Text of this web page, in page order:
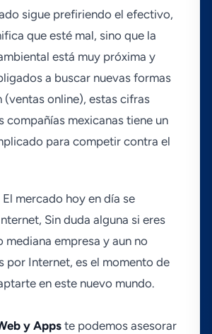
sigue prefiriendo el efectivo,
que esté mal, sino que la
está muy próxima y
a buscar nuevas formas
(ventas online), estas cifras
compañí­as mexicanas tiene un
para competir contra el
mercado hoy en dí­a se
Sin duda alguna si eres
mediana empresa y aun no
por Internet, es el momento de
en este nuevo mundo.
y Appste podemos asesorar